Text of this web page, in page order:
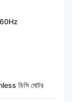
ডিসি মোটর